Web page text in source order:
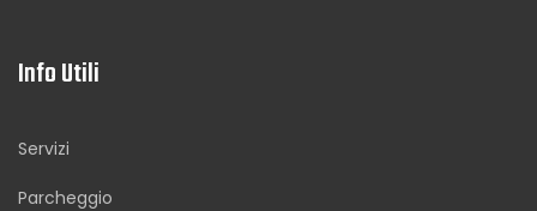
Info Utili
Servizi
Parcheggio